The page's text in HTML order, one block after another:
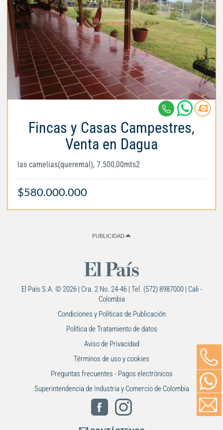
Fincas y Casas Campestres,
Venta en Dagua
las camelias(queremal), 7.500,00mts2
$580.000.000
PUBLICIDAD
El País S.A. © 2026 | Cra. 2 No. 24-46 | Tel. (572) 8987000 | Cali -
Colombia
Condiciones y Políticas de Publicación
Política de Tratamiento de datos
Aviso de Privacidad
Términos de uso y cookies
Preguntas frecuentes - Pagos electrónicos
Superintendencia de Industria y Comercio de Colombia